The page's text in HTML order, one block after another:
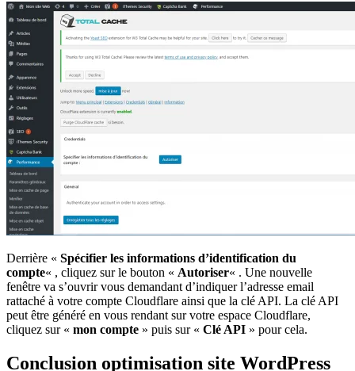
Derrière « Spécifier les informations d’identification du
compte« , cliquez sur le bouton « Autoriser« . Une nouvelle
fenêtre va s’ouvrir vous demandant d’indiquer l’adresse email
rattaché à votre compte Cloudflare ainsi que la clé API. La clé API
peut être généré en vous rendant sur votre espace Cloudflare,
cliquez sur « mon compte » puis sur « Clé API » pour cela.
Conclusion optimisation site WordPress